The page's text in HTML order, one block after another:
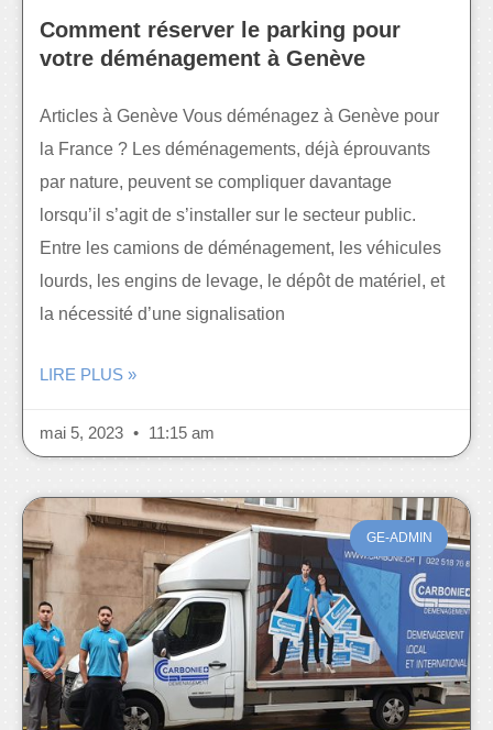
Comment réserver le parking pour
votre déménagement à Genève
Articles à Genève Vous déménagez à Genève pour
la France ? Les déménagements, déjà éprouvants
par nature, peuvent se compliquer davantage
lorsqu’il s’agit de s’installer sur le secteur public.
Entre les camions de déménagement, les véhicules
lourds, les engins de levage, le dépôt de matériel, et
la nécessité d’une signalisation
LIRE PLUS »
mai 5, 2023 11:15 am
GE-ADMIN